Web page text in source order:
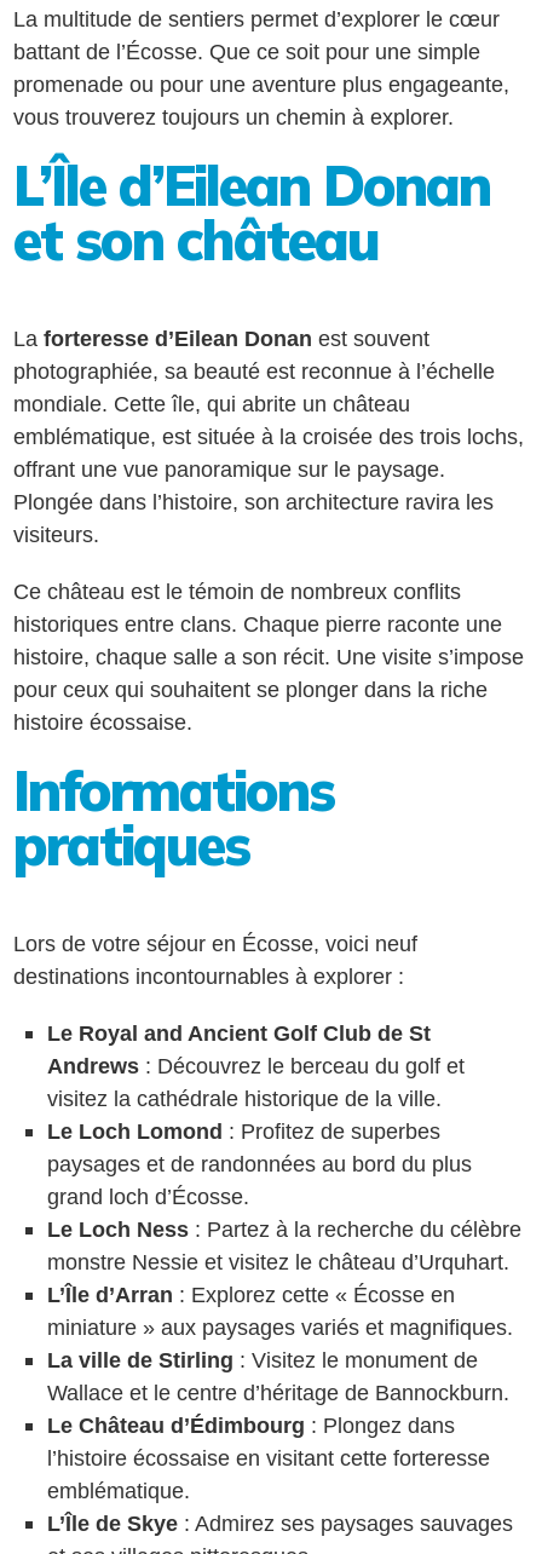
La multitude de sentiers permet d’explorer le cœur
battant de l’Écosse. Que ce soit pour une simple
promenade ou pour une aventure plus engageante,
vous trouverez toujours un chemin à explorer.
L’Île d’Eilean Donan
et son château
Laforteresse d’Eilean Donan est souvent
photographiée, sa beauté est reconnue à l’échelle
mondiale. Cette île, qui abrite un château
emblématique, est située à la croisée des trois lochs,
offrant une vue panoramique sur le paysage.
Plongée dans l’histoire, son architecture ravira les
visiteurs.
Ce château est le témoin de nombreux conflits
historiques entre clans. Chaque pierre raconte une
histoire, chaque salle a son récit. Une visite s’impose
pour ceux qui souhaitent se plonger dans la riche
histoire écossaise.
Informations
pratiques
Lors de votre séjour en Écosse, voici neuf
destinations incontournables à explorer :
Le Royal and Ancient Golf Club de St
Andrews: Découvrez le berceau du golf et
visitez la cathédrale historique de la ville.
Le Loch Lomond : Profitez de superbes
paysages et de randonnées au bord du plus
grand loch d’Écosse.
Le Loch Ness: Partez à la recherche du célèbre
monstre Nessie et visitez le château d’Urquhart.
L’Île d’Arran : Explorez cette « Écosse en
miniature » aux paysages variés et magnifiques.
La ville de Stirling : Visitez le monument de
Wallace et le centre d’héritage de Bannockburn.
Le Château d’Édimbourg : Plongez dans
l’histoire écossaise en visitant cette forteresse
emblématique.
L’Île de Skye: Admirez ses paysages sauvages